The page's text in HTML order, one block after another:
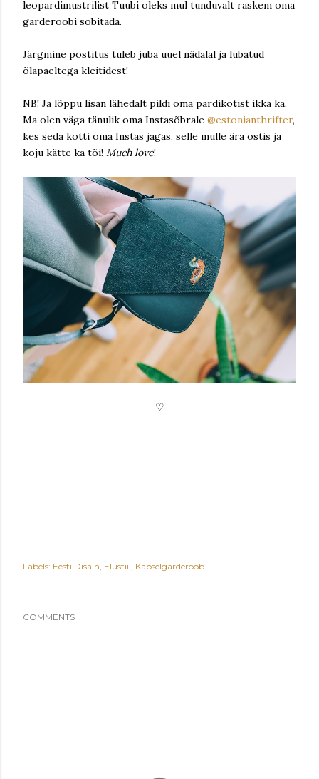
leopardimustrilist Tuubi oleks mul tunduvalt raskem oma
garderoobi sobitada.
Järgmine postitus tuleb juba uuel nädalal ja lubatud
õlapaeltega kleitidest!
NB! Ja lõppu lisan lähedalt pildi oma pardikotist ikka ka.
Ma olen väga tänulik oma Instasõbrale @estonianthrifter,
kes seda kotti oma Instas jagas, selle mulle ära ostis ja
koju kätte ka tõi! Much love!
♡
Labels: Eesti Disain Elustiil Kapselgarderoob
COMMENTS